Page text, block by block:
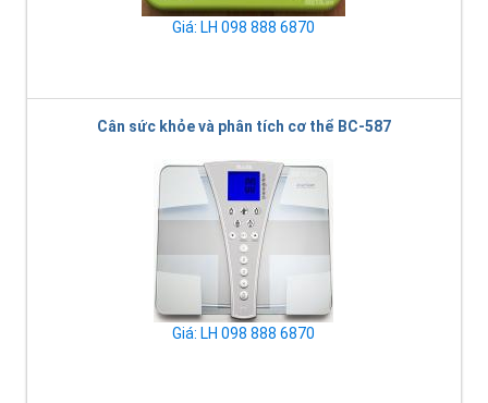
Giá: LH 098 888 6870
Cân sức khỏe và phân tích cơ thể BC-587
Giá: LH 098 888 6870